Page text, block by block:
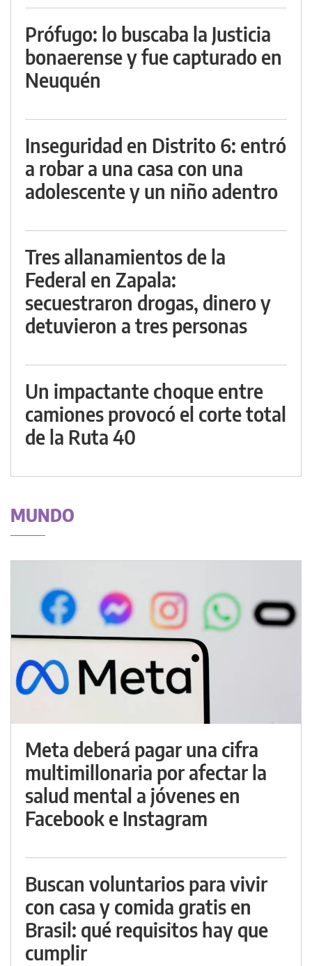
Prófugo: lo buscaba la Justicia
bonaerense y fue capturado en
Neuquén
Inseguridad en Distrito 6: entró
a robar a una casa con una
adolescente y un niño adentro
Tres allanamientos de la
Federal en Zapala:
secuestraron drogas, dinero y
detuvieron a tres personas
Un impactante choque entre
camiones provocó el corte total
de la Ruta 40
MUNDO
Meta deberá pagar una cifra
multimillonaria por afectar la
salud mental a jóvenes en
Facebook e Instagram
Buscan voluntarios para vivir
con casa y comida gratis en
Brasil: qué requisitos hay que
cumplir